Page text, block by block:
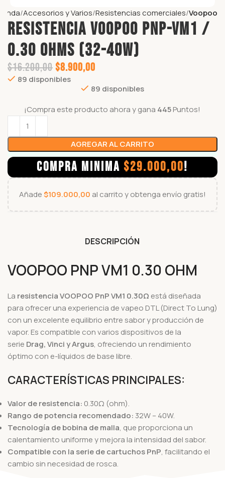
Accesorios y Varios Resistencias comerciales Voopoo
Resistencia VOOPOO PnP-VM1 /
0.30 Ohms (32-40W)
$16.200,00$8.900,00
89 disponibles
89 disponibles
¡Compra este producto ahora y gana 445Puntos!
AGREGAR AL CARRITO
COMPRA MINIMA $29.000,00!
Añade$109.000,00 al carrito y obtenga envío gratis!
DESCRIPCIÓN
VOOPOO PNP VM1 0.30 OHM
La resistencia VOOPOO PnP VM1 0.30Ω está diseñada
para ofrecer una experiencia de vapeo DTL (Direct To Lung)
con un excelente equilibrio entre sabor y producción de
vapor. Es compatible con varios dispositivos de la
serie Drag, Vinci y Argus, ofreciendo un rendimiento
óptimo con e-líquidos de base libre.
CARACTERÍSTICAS PRINCIPALES:
Valor de resistencia: 0.30Ω (ohm).
Rango de potencia recomendado: 32W – 40W.
Tecnología de bobina de malla, que proporciona un
calentamiento uniforme y mejora la intensidad del sabor.
Compatible con la serie de cartuchos PnP, facilitando el
cambio sin necesidad de rosca.